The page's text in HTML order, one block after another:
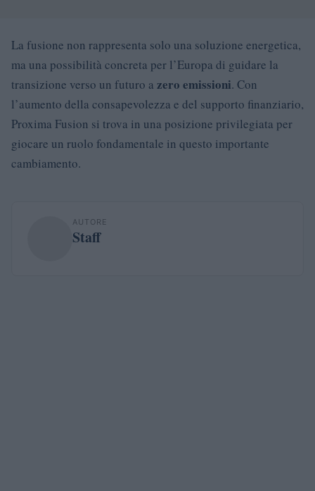
La fusione non rappresenta solo una soluzione energetica,
ma una possibilità concreta per l’Europa di guidare la
transizione verso un futuro a zero emissioni. Con
l’aumento della consapevolezza e del supporto finanziario,
Proxima Fusion si trova in una posizione privilegiata per
giocare un ruolo fondamentale in questo importante
cambiamento.
AUTORE
Staff